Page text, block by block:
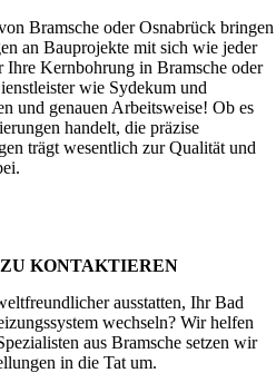
Bramsche oder Osnabrück bringen
an Bauprojekte mit sich wie jeder
Ihre Kernbohrung in Bramsche oder
wie Sydekum und
und genauen Arbeitsweise! Ob es
handelt, die präzise
trägt wesentlich zur Qualität und
KONTAKTIEREN
ausstatten, Ihr Bad
wechseln? Wir helfen
aus Bramsche setzen wir
in die Tat um.